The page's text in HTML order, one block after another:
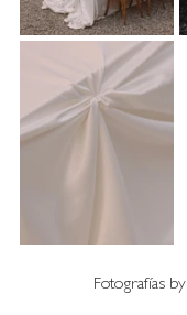
Fotografías by